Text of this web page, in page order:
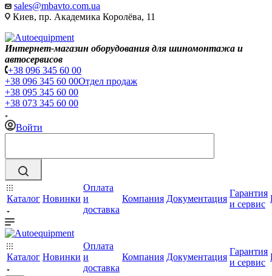
sales@mbavto.com.ua
Киев, пр. Академика Королёва, 11
Интернет-магазин оборудования для шиномонтажа и
автосервисов
+38 096 345 60 00
+38 096 345 60 00Отдел продаж
+38 095 345 60 00
+38 073 345 60 00
Войти
Каталог Новинки
Оплата
и
доставка
Компания Документация
Гарантия
и сервис
Каталог Новинки
Оплата
и
доставка
Компания Документация
Гарантия
и сервис